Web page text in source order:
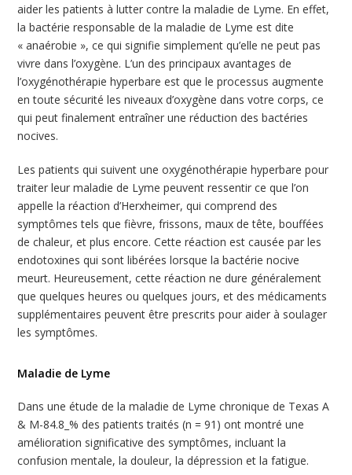
aider les patients à lutter contre la maladie de Lyme. En effet,
la bactérie responsable de la maladie de Lyme est dite
« anaérobie », ce qui signifie simplement qu’elle ne peut pas
vivre dans l’oxygène. L’un des principaux avantages de
l’oxygénothérapie hyperbare est que le processus augmente
en toute sécurité les niveaux d’oxygène dans votre corps, ce
qui peut finalement entraîner une réduction des bactéries
nocives.
Les patients qui suivent une oxygénothérapie hyperbare pour
traiter leur maladie de Lyme peuvent ressentir ce que l’on
appelle la réaction d’Herxheimer, qui comprend des
symptômes tels que fièvre, frissons, maux de tête, bouffées
de chaleur, et plus encore. Cette réaction est causée par les
endotoxines qui sont libérées lorsque la bactérie nocive
meurt. Heureusement, cette réaction ne dure généralement
que quelques heures ou quelques jours, et des médicaments
supplémentaires peuvent être prescrits pour aider à soulager
les symptômes.
Maladie de Lyme
Dans une étude de la maladie de Lyme chronique de Texas A
& M-84.8_% des patients traités (n = 91) ont montré une
amélioration significative des symptômes, incluant la
confusion mentale, la douleur, la dépression et la fatigue.